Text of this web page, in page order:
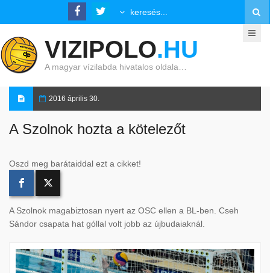
VIZIPOLO.HU
A magyar vízilabda hivatalos oldala…
2016 április 30.
A Szolnok hozta a kötelezőt
Oszd meg barátaiddal ezt a cikket!
A Szolnok magabiztosan nyert az OSC ellen a BL-ben. Cseh
Sándor csapata hat góllal volt jobb az újbudaiaknál.